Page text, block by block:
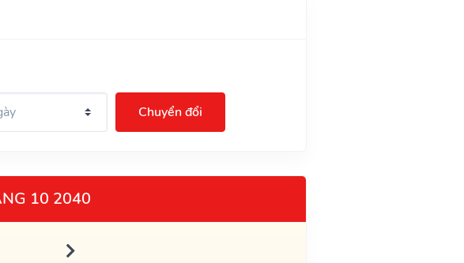
Chuyển đổi
10 2040